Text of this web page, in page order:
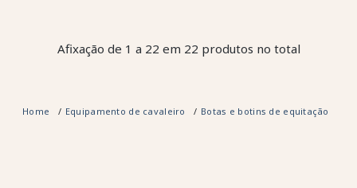
Afixação de 1 a 22 em 22 produtos no total
Home Equipamento de cavaleiro Botas e botins de equitação